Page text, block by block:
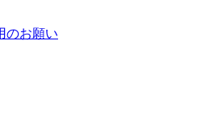
のお願い